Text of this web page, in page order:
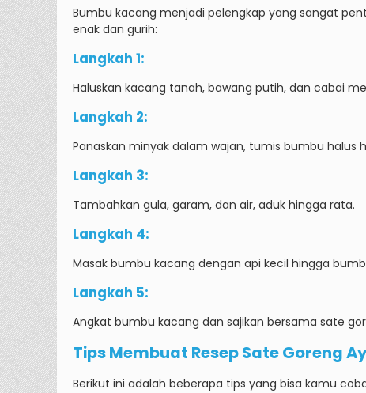
Bumbu kacang menjadi pelengkap yang sangat
enak dan gurih:
Langkah 1:
Haluskan kacang tanah, bawang putih, dan cabai
Langkah 2:
Panaskan minyak dalam wajan, tumis bumbu halus
Langkah 3:
Tambahkan gula, garam, dan air, aduk hingga rata.
Langkah 4:
Masak bumbu kacang dengan api kecil hingga
Langkah 5:
Angkat bumbu kacang dan sajikan bersama sate
Tips Membuat Resep Sate Goreng
Berikut ini adalah beberapa tips yang bisa kamu